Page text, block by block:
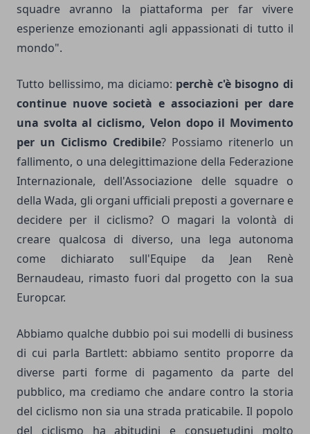
squadre avranno la piattaforma per far vivere
esperienze emozionanti agli appassionati di tutto il
mondo".
Tutto bellissimo, ma diciamo: perchè c'è bisogno di
continue nuove società e associazioni per dare
una svolta al ciclismo, Velon dopo il Movimento
per un Ciclismo Credibile? Possiamo ritenerlo un
fallimento, o una delegittimazione della Federazione
Internazionale, dell'Associazione delle squadre o
della Wada, gli organi ufficiali preposti a governare e
decidere per il ciclismo? O magari la volontà di
creare qualcosa di diverso, una lega autonoma
come dichiarato sull'Equipe da Jean Renè
Bernaudeau, rimasto fuori dal progetto con la sua
Europcar.
Abbiamo qualche dubbio poi sui modelli di business
di cui parla Bartlett: abbiamo sentito proporre da
diverse parti forme di pagamento da parte del
pubblico, ma crediamo che andare contro la storia
del ciclismo non sia una strada praticabile. Il popolo
del ciclismo ha abitudini e consuetudini molto